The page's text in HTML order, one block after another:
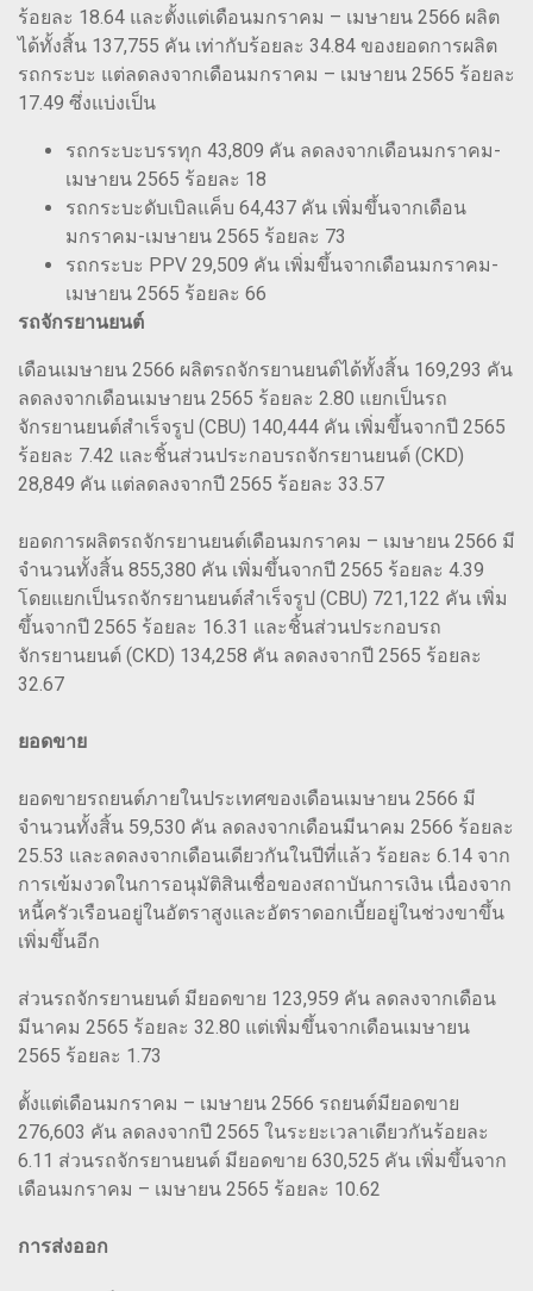
ร้อยละ 18.64 และตั้งแต่เดือนมกราคม – เมษายน 2566 ผลิต
ได้ทั้งสิ้น 137,755 คัน เท่ากับร้อยละ 34.84 ของยอดการผลิต
รถกระบะ แต่ลดลงจากเดือนมกราคม – เมษายน 2565 ร้อยละ
17.49 ซึ่งแบ่งเป็น
รถกระบะบรรทุก 43,809 คัน ลดลงจากเดือนมกราคม-
เมษายน 2565 ร้อยละ 18
รถกระบะดับเบิลแค็บ 64,437 คัน เพิ่มขึ้นจากเดือน
มกราคม-เมษายน 2565 ร้อยละ 73
รถกระบะ PPV 29,509 คัน เพิ่มขึ้นจากเดือนมกราคม-
เมษายน 2565 ร้อยละ 66
รถจักรยานยนต์
เดือนเมษายน 2566 ผลิตรถจักรยานยนต์ได้ทั้งสิ้น 169,293 คัน
ลดลงจากเดือนเมษายน 2565 ร้อยละ 2.80 แยกเป็นรถ
จักรยานยนต์สำเร็จรูป (CBU) 140,444 คัน เพิ่มขึ้นจากปี 2565
ร้อยละ 7.42 และชิ้นส่วนประกอบรถจักรยานยนต์ (CKD)
28,849 คัน แต่ลดลงจากปี 2565 ร้อยละ 33.57
ยอดการผลิตรถจักรยานยนต์เดือนมกราคม – เมษายน 2566 มี
จำนวนทั้งสิ้น 855,380 คัน เพิ่มขึ้นจากปี 2565 ร้อยละ 4.39
โดยแยกเป็นรถจักรยานยนต์สำเร็จรูป (CBU) 721,122 คัน เพิ่ม
ขึ้นจากปี 2565 ร้อยละ 16.31 และชิ้นส่วนประกอบรถ
จักรยานยนต์ (CKD) 134,258 คัน ลดลงจากปี 2565 ร้อยละ
32.67
ยอดขาย
ยอดขายรถยนต์ภายในประเทศของเดือนเมษายน 2566 มี
จำนวนทั้งสิ้น 59,530 คัน ลดลงจากเดือนมีนาคม 2566 ร้อยละ
25.53 และลดลงจากเดือนเดียวกันในปีที่แล้ว ร้อยละ 6.14 จาก
การเข้มงวดในการอนุมัติสินเชื่อของสถาบันการเงิน เนื่องจาก
หนี้ครัวเรือนอยู่ในอัตราสูงและอัตราดอกเบี้ยอยู่ในช่วงขาขึ้น
เพิ่มขึ้นอีก
ส่วนรถจักรยานยนต์ มียอดขาย 123,959 คัน ลดลงจากเดือน
มีนาคม 2565 ร้อยละ 32.80 แต่เพิ่มขึ้นจากเดือนเมษายน
2565 ร้อยละ 1.73
ตั้งแต่เดือนมกราคม – เมษายน 2566 รถยนต์มียอดขาย
276,603 คัน ลดลงจากปี 2565 ในระยะเวลาเดียวกันร้อยละ
6.11 ส่วนรถจักรยานยนต์ มียอดขาย 630,525 คัน เพิ่มขึ้นจาก
เดือนมกราคม – เมษายน 2565 ร้อยละ 10.62
การส่งออก